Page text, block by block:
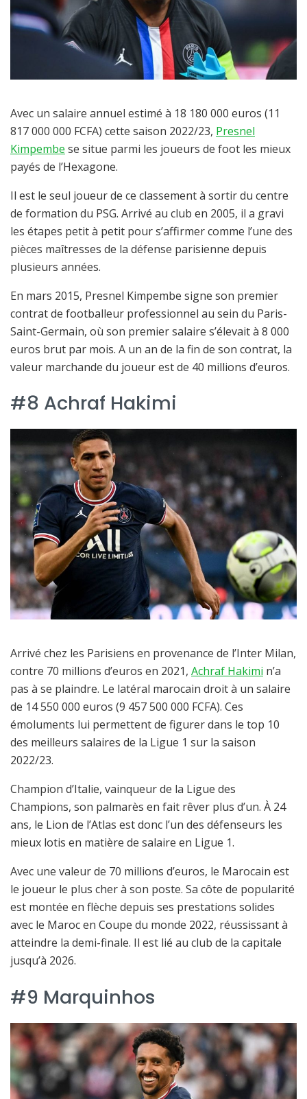
Avec un salaire annuel estimé à 18 180 000 euros (11
817 000 000 FCFA) cette saison 2022/23, Presnel
Kimpembe se situe parmi les joueurs de foot les mieux
payés de l’Hexagone.
Il est le seul joueur de ce classement à sortir du centre
de formation du PSG. Arrivé au club en 2005, il a gravi
les étapes petit à petit pour s’affirmer comme l’une des
pièces maîtresses de la défense parisienne depuis
plusieurs années.
En mars 2015, Presnel Kimpembe signe son premier
contrat de footballeur professionnel au sein du Paris-
Saint-Germain, où son premier salaire s’élevait à 8 000
euros brut par mois. A un an de la fin de son contrat, la
valeur marchande du joueur est de 40 millions d’euros.
#8 Achraf Hakimi
Arrivé chez les Parisiens en provenance de l’Inter Milan,
contre 70 millions d’euros en 2021, Achraf Hakimi n’a
pas à se plaindre. Le latéral marocain droit à un salaire
de 14 550 000 euros (9 457 500 000 FCFA). Ces
émoluments lui permettent de figurer dans le top 10
des meilleurs salaires de la Ligue 1 sur la saison
2022/23.
Champion d’Italie, vainqueur de la Ligue des
Champions, son palmarès en fait rêver plus d’un. À 24
ans, le Lion de l’Atlas est donc l’un des défenseurs les
mieux lotis en matière de salaire en Ligue 1.
Avec une valeur de 70 millions d’euros, le Marocain est
le joueur le plus cher à son poste. Sa côte de popularité
est montée en flèche depuis ses prestations solides
avec le Maroc en Coupe du monde 2022, réussissant à
atteindre la demi-finale. Il est lié au club de la capitale
jusqu’à 2026.
#9 Marquinhos